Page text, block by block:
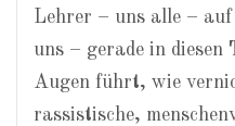
Lehrer – uns alle –
uns – gerade in diesen
Augen führt, wie
rassistische,